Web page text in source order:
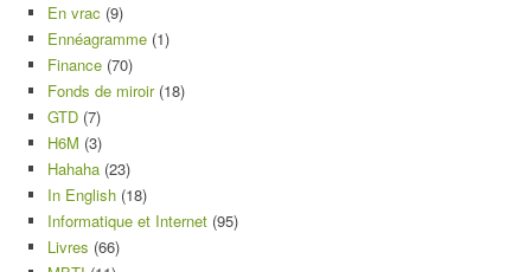
En vrac (9)
Ennéagramme (1)
Finance (70)
Fonds de miroir(18)
GTD (7)
H6M (3)
Hahaha (23)
In English (18)
Informatique et Internet (95)
Livres (66)